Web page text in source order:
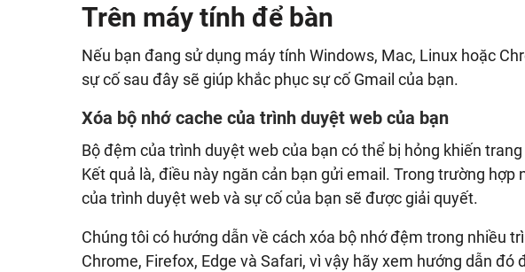
Trên máy tính để bàn
Nếu bạn đang sử dụng máy tính Windows, Mac, Linux hoặc
sự cố sau đây sẽ giúp khắc phục sự cố Gmail của bạn.
Xóa bộ nhớ cache của trình duyệt web của bạn
Bộ đệm của trình duyệt web của bạn có thể bị hỏng khiến
Kết quả là, điều này ngăn cản bạn gửi email. Trong trường hợp
của trình duyệt web và sự cố của bạn sẽ được giải quyết.
Chúng tôi có hướng dẫn về cách xóa bộ nhớ đệm trong nhiều
Chrome, Firefox, Edge và Safari, vì vậy hãy xem hướng dẫn